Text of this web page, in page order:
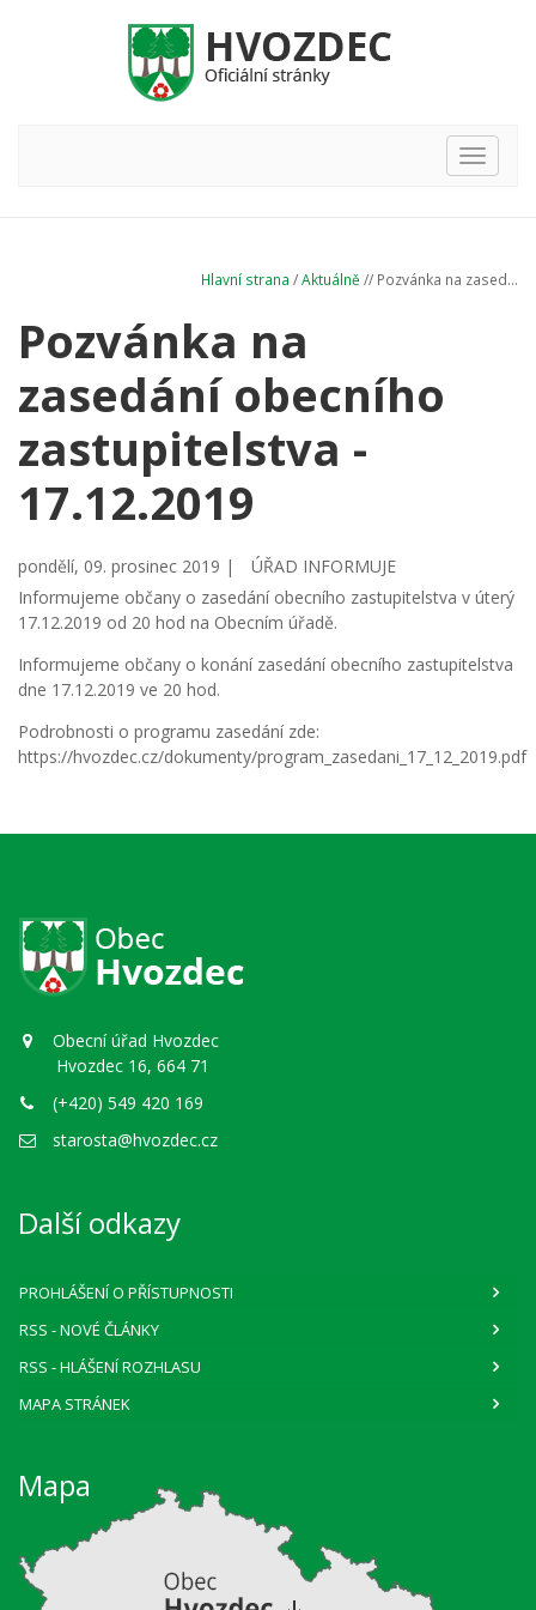
Hlavní
nabídka
Hlavní strana /Aktuálně // Pozvánka na zased...
Pozvánka na
zasedání obecního
zastupitelstva -
17.12.2019
pondělí, 09. prosinec 2019 |
ÚŘAD INFORMUJE
Informujeme občany o zasedání obecního zastupitelstva v úterý
17.12.2019 od 20 hod na Obecním úřadě.
Informujeme občany o konání zasedání obecního zastupitelstva
dne 17.12.2019 ve 20 hod.
Podrobnosti o programu zasedání zde:
https://hvozdec.cz/dokumenty/program_zasedani_17_12_2019.pdf
Obecní úřad Hvozdec
Hvozdec 16, 664 71
(+420) 549 420 169
starosta@hvozdec.cz
Další odkazy
PROHLÁŠENÍ O PŘÍSTUPNOSTI
RSS - NOVÉ ČLÁNKY
RSS - HLÁŠENÍ ROZHLASU
MAPA STRÁNEK
Mapa